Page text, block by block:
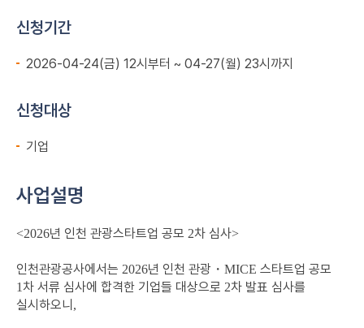
신청기간
2026-04-24(금) 12시부터 ~ 04-27(월) 23시까지
신청대상
기업
사업설명
<2026년 인천 관광스타트업 공모 2차 심사>
인천관광공사에서는 2026년 인천 관광 ・ MICE 스타트업 공모
1차 서류 심사에 합격한 기업들 대상으로 2차 발표 심사를
실시하오니 ,